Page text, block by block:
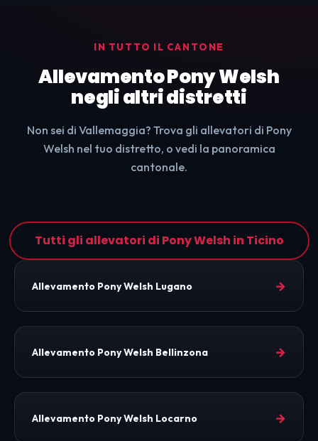
IN TUTTO IL CANTONE
Allevamento Pony Welsh
negli altri distretti
Non sei di Vallemaggia? Trova gli allevatori di Pony
Welsh nel tuo distretto, o vedi la panoramica
cantonale.
Tutti gli allevatori di Pony Welsh in Ticino
Allevamento Pony Welsh Lugano →
Allevamento Pony Welsh Bellinzona →
Allevamento Pony Welsh Locarno →